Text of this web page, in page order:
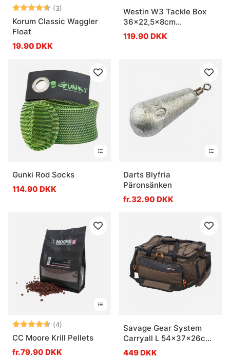
Vurdering: (3)
4.7 ud af 5 stjerner
Korum Classic Waggler
Float
19.90 DKK
Westin W3 Tackle Box
36x22,5x8cm
Grey/Clear
119.90 DKK
Gunki Rod Socks
114.90 DKK
Darts Blyfria
Päronsänken
fr.32.90 DKK
Vurdering: (4)
4.5 ud af 5 stjerner
CC Moore Krill Pellets
fr.79.90 DKK
Savage Gear System
Carryall L 54x37x26cm
33L
449 DKK